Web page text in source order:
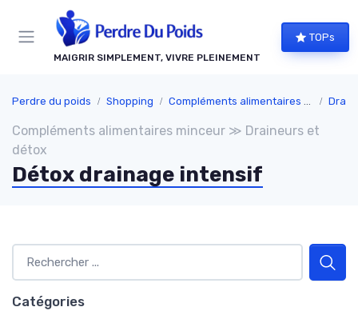
MAIGRIR SIMPLEMENT, VIVRE PLEINEMENT
TOPs
Perdre du poids Shopping Compléments alimentaires minceur
Compléments alimentaires minceur ≫ Draineurs et
détox
Détox drainage intensif
Catégories
Panneau de gestion des cookies